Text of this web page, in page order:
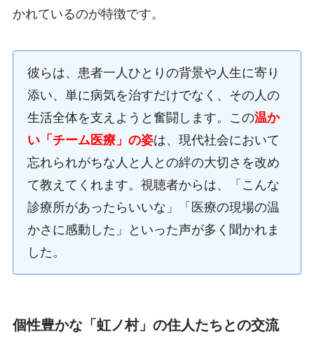
かれているのが特徴です。
彼らは、患者一人ひとりの背景や人生に寄り
添い、単に病気を治すだけでなく、その人の
生活全体を支えようと奮闘します。この温か
い「チーム医療」の姿は、現代社会において
忘れられがちな人と人との絆の大切さを改め
て教えてくれます。視聴者からは、「こんな
診療所があったらいいな」「医療の現場の温
かさに感動した」といった声が多く聞かれま
した。
個性豊かな「虹ノ村」の住人たちとの交流